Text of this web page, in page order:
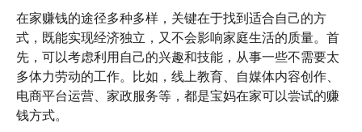
在家赚钱的途径多种多样，关键在于找到适合自己的方
式，既能实现经济独立，又不会影响家庭生活的质量。首
先，可以考虑利用自己的兴趣和技能，从事一些不需要太
多体力劳动的工作。比如，线上教育、自媒体内容创作、
电商平台运营、家政服务等，都是宝妈在家可以尝试的赚
钱方式。